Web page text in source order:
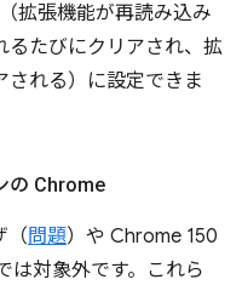
（拡張機能が再読み込み
るたびにクリアされ、拡
される）に設定できま
の Chrome
（問題）や Chrome 150
は対象外です。これら